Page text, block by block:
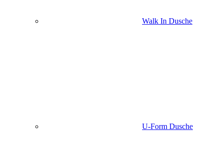
Walk In Dusche
U-Form Dusche